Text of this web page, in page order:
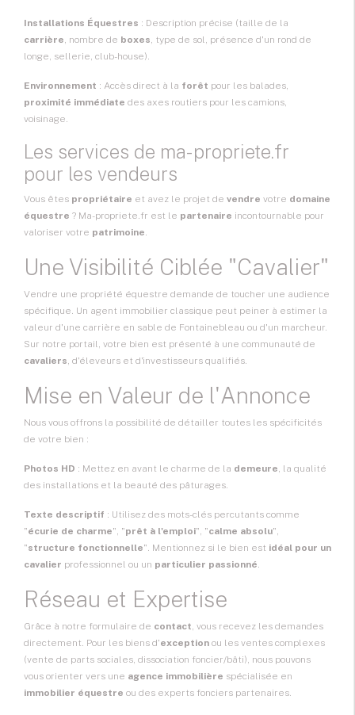
Installations Équestres : Description précise (taille de la
carrière, nombre de boxes, type de sol, présence d'un rond de
longe, sellerie, club-house).
Environnement : Accès direct à la forêt pour les balades,
proximité immédiate des axes routiers pour les camions,
voisinage.
Les services de ma-propriete.fr
pour les vendeurs
Vous êtes propriétaire et avez le projet de vendre votre domaine
équestre ? Ma-propriete.fr est le partenaire incontournable pour
valoriser votre patrimoine.
Une Visibilité Ciblée "Cavalier"
Vendre une propriété équestre demande de toucher une audience
spécifique. Un agent immobilier classique peut peiner à estimer la
valeur d'une carrière en sable de Fontainebleau ou d'un marcheur.
Sur notre portail, votre bien est présenté à une communauté de
cavaliers, d'éleveurs et d'investisseurs qualifiés.
Mise en Valeur de l'Annonce
Nous vous offrons la possibilité de détailler toutes les spécificités
de votre bien :
Photos HD : Mettez en avant le charme de la demeure, la qualité
des installations et la beauté des pâturages.
Texte descriptif : Utilisez des mots-clés percutants comme
"écurie de charme", "prêt à l'emploi", "calme absolu",
"structure fonctionnelle". Mentionnez si le bien est idéal pour un
cavalier professionnel ou un particulier passionné.
Réseau et Expertise
Grâce à notre formulaire de contact, vous recevez les demandes
directement. Pour les biens d'exception ou les ventes complexes
(vente de parts sociales, dissociation foncier/bâti), nous pouvons
vous orienter vers une agence immobilière spécialisée en
immobilier équestre ou des experts fonciers partenaires.